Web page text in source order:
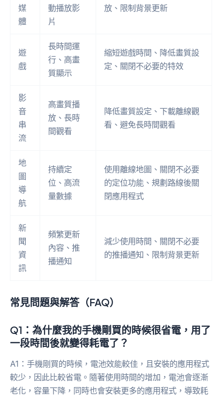
媒
體
動播放影
片
放、限制背景更新
遊
戲
長時間運
行、高畫
質顯示
縮短遊戲時間、降低畫質設
定、關閉不必要的特效
影
音
串
流
高畫質播
放、長時
間觀看
降低畫質設定、下載離線觀
看、避免長時間觀看
地
圖
導
航
持續定
位、高流
量數據
使用離線地圖、關閉不必要
的定位功能、規劃路線後關
閉應用程式
新
聞
資
訊
頻繁更新
內容、推
播通知
減少使用時間、關閉不必要
的推播通知、限制背景更新
常見問題與解答（FAQ）
Q1：為什麼我的手機剛買的時候很省電，用了
一段時間後就變得耗電了？
A1：手機剛買的時候，電池效能較佳，且安裝的應用程式
較少，因此比較省電。隨著使用時間的增加，電池會逐漸
老化，容量下降，同時也會安裝更多的應用程式，導致耗